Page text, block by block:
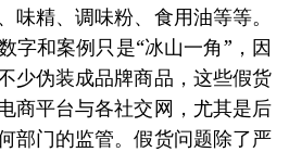
味精、调味粉、食用油等等。
字和案例只是“冰山一角”，因
少伪装成品牌商品，这些假货
商平台与各社交网，尤其是后
部门的监管。假货问题除了严